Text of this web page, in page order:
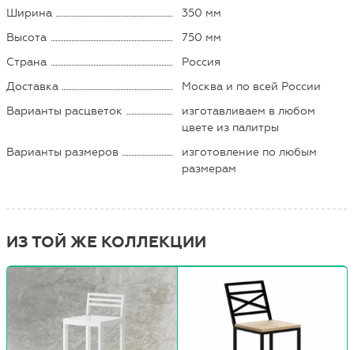
Ширина
350 мм
Высота
750 мм
Страна
Россия
Доставка
Москва и по всей России
Варианты расцветок
изготавливаем в любом
цвете из палитры
Варианты размеров
изготовление по любым
размерам
ИЗ ТОЙ ЖЕ КОЛЛЕКЦИИ